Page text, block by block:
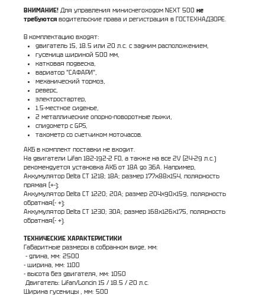
ВНИМАНИЕ! Для управления миниснегоходом NEXT 500 не
требуются водительские права и регистрация в ГОСТЕХНАДЗОРЕ.
В комплектацию входят:
двигатель 15, 18.5 или 20 л.с. с задним расположением,
гусеница шириной 500 мм,
катковая подвеска,
вариатор "САФАРИ",
механический тормоз,
реверс,
электростартер,
1.5-местное сиденье,
2 металлические опорно-поворотные лыжи,
спидометр с GPS,
тахометр со счетчиком моточасов.
АКБ в комплект поставки не входит.
На двигатели Lifan 182-192-2 FD, а также на все 2V (24-29 л.с.)
рекомендуется установка АКБ от 18А до 36А. Например,
Аккумулятор Delta CT 1218; 18А; размер 177x88x154, полярность
прямая (+-);
Аккумулятор Delta CT 1220; 20А; размер 204x90x159, полярность
обратная(- +);
Аккумулятор Delta CT 1230; 30А; размер 168x126x175, полярность
обратная(- +).
ТЕХНИЧЕСКИЕ ХАРАКТЕРИСТИКИ
Габаритные размеры в собранном виде, мм:
- длина, мм: 2500
- ширина, мм: 1100
- высота без двигателя, мм: 1050
Двигатель: Lifan/Loncin 15 / 18.5 / 20 л.с.
Ширина гусеницы , мм: 500